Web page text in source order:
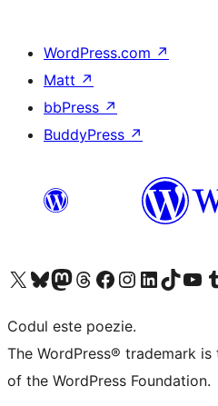
WordPress.com ↗
Matt ↗
bbPress ↗
BuddyPress ↗
Mergi la contul nostru X (fost Twitter)
Vizitează contul nostru Bluesky
Vizitează contul nostru Mastodon
Vizitează contul nostru Threads
Vizitează pagina noastră Facebook
Vizitează-ne pe Instagram
Vizitează-ne pe LinkedIn
Vizitează contul nostru TikTok
Vizitează
Codul este poezie.
The WordPress® trademark
of the WordPress Foundation.